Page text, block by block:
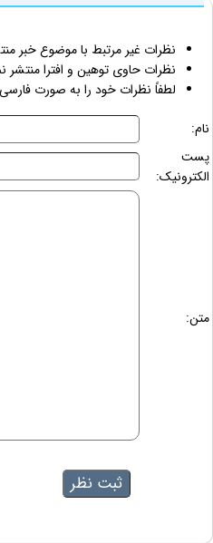
نظرات غیر مرتبط با موضوع خبر
نظرات حاوی توهین و افترا منتشر
لطفاً نظرات خود را به صورت
نام:
پست
الکترونیک:
متن: